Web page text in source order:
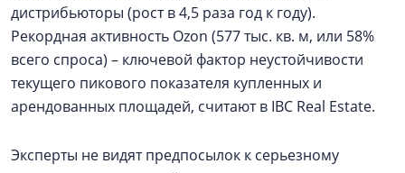
дистрибьюторы (рост в 4,5 раза год к году).
Рекордная активность Ozon (577 тыс. кв. м, или 58%
всего спроса) – ключевой фактор неустойчивости
текущего пикового показателя купленных и
арендованных площадей, считают в IBC Real Estate.
Эксперты не видят предпосылок к серьезному